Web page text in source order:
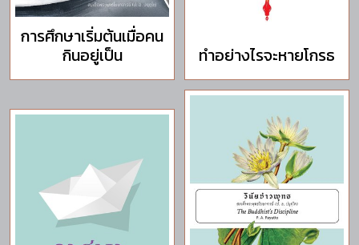
การศึกษาเริ่มต้นเมื่อคน
กินอยู่เป็น
ทำอย่างไรจะหายโกรธ